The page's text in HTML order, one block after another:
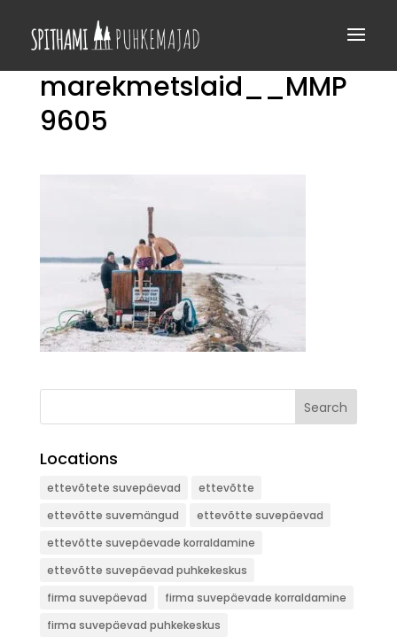
marekmetslaid__MMP
9605
Search
Locations
ettevõtete suvepäevad
ettevõtte
ettevõtte suvemängud
ettevõtte suvepäevad
ettevõtte suvepäevade korraldamine
ettevõtte suvepäevad puhkekeskus
firma suvepäevad
firma suvepäevade korraldamine
firma suvepäevad puhkekeskus